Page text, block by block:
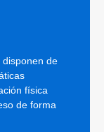
disponen de
física
de forma